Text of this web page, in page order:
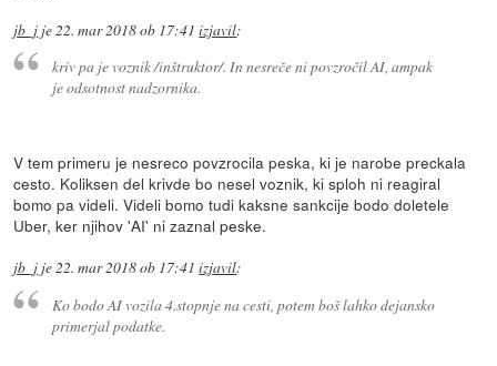
jb_j je 22. mar 2018 ob 17:41 izjavil:
kriv pa je voznik /inštruktor/. In nesreče ni povzročil AI, ampak
je odsotnost nadzornika.
V tem primeru je nesreco povzrocila peska, ki je narobe preckala
cesto. Koliksen del krivde bo nesel voznik, ki sploh ni reagiral
bomo pa videli. Videli bomo tudi kaksne sankcije bodo doletele
Uber, ker njihov 'AI' ni zaznal peske.
jb_j je22. mar 2018 ob 17:41 izjavil:
Ko bodo AI vozila 4.stopnje na cesti, potem boš lahko dejansko
primerjal podatke.